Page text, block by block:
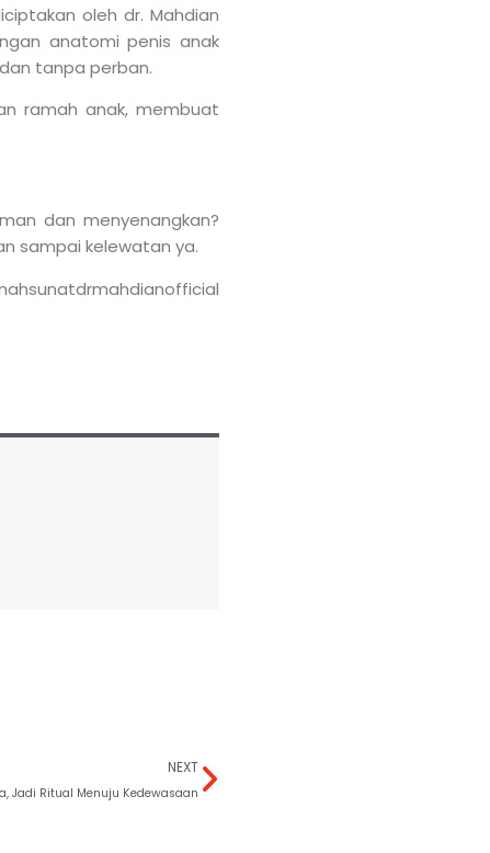
oleh dr. Mahdian
anatomi penis anak
tanpa perban.
ramah anak, membuat
dan menyenangkan?
sampai kelewatan ya.
NEXT
Jadi Ritual Menuju Kedewasaan